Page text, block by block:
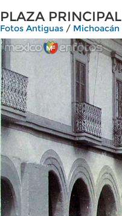
PLAZA PRINCIPAL
Fotos Antiguas / Michoacán